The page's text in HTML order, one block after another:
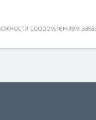
соформлением